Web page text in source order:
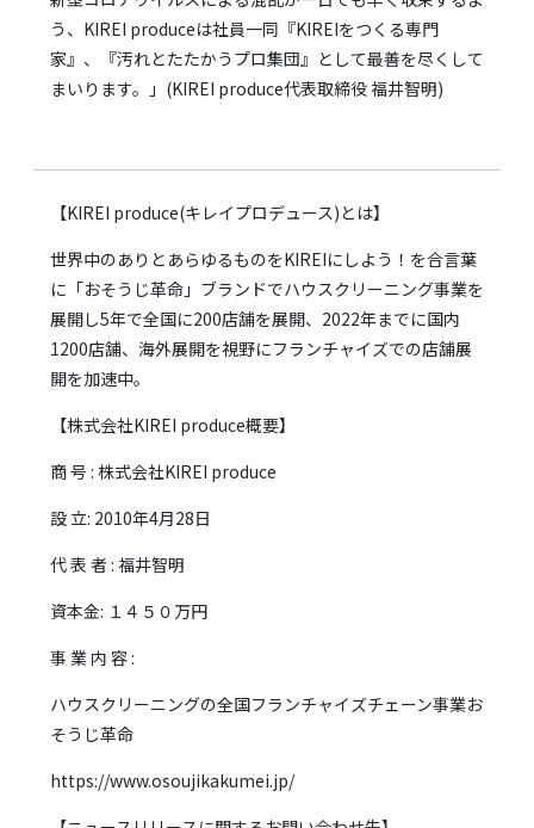
う、KIREI produceは社員一同『KIREIをつくる専門
家』、『汚れとたたかうプロ集団』として最善を尽くして
まいります。」(KIREI produce代表取締役 福井智明)
【KIREI produce(キレイプロデュース)とは】
世界中のありとあらゆるものをKIREIにしよう！を合言葉
に「おそうじ革命」ブランドでハウスクリーニング事業を
展開し5年で全国に200店舗を展開、2022年までに国内
1200店舗、海外展開を視野にフランチャイズでの店舗展
開を加速中。
【株式会社KIREI produce概要】
商 号 : 株式会社KIREI produce
設 立: 2010年4月28日
代 表 者 : 福井智明
資本金: １４５０万円
事 業 内 容 :
ハウスクリーニングの全国フランチャイズチェーン事業お
そうじ革命
https://www.osoujikakumei.jp/